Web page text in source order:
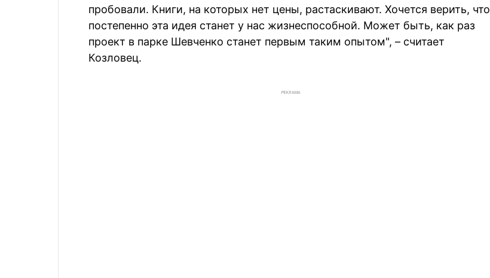
пробовали. Книги, на которых нет цены, растаскивают. Хочется верить, что
постепенно эта идея станет у нас жизнеспособной. Может быть, как раз
проект в парке Шевченко станет первым таким опытом", – считает
Козловец.
РЕКЛАМА